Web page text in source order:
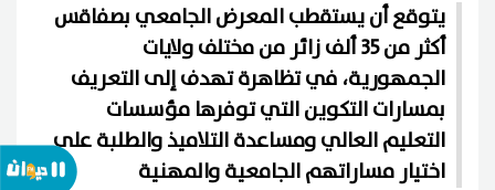
يتوقع أن يستقطب المعرض الجامعي بصفاقس
أكثر من 35 ألف زائر من مختلف ولايات
الجمهورية، في تظاهرة تهدف إلى التعريف
بمسارات التكوين التي توفرها مؤسسات
التعليم العالي ومساعدة التلاميذ والطلبة على
اختيار مساراتهم الجامعية والمهنية